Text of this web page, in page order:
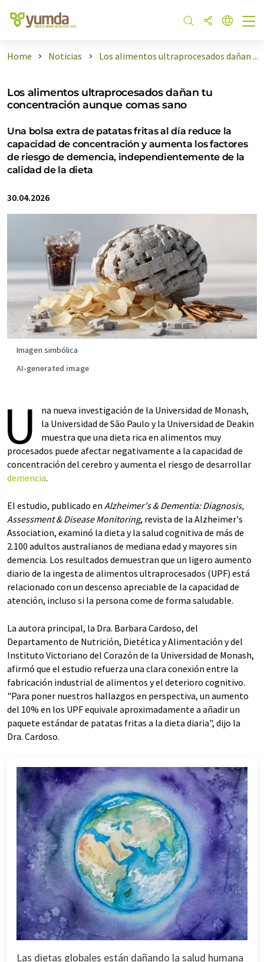
Home Noticias Los alimentos ultraprocesados dañan ...
Los alimentos ultraprocesados dañan tu
concentración aunque comas sano
Una bolsa extra de patatas fritas al día reduce la
capacidad de concentración y aumenta los factores
de riesgo de demencia, independientemente de la
calidad de la dieta
30.04.2026
Imagen simbólica
AI-generated image
U
na nueva investigación de la Universidad de Monash,
la Universidad de São Paulo y la Universidad de Deakin
muestra que una dieta rica en alimentos muy
procesados puede afectar negativamente a la capacidad de
concentración del cerebro y aumenta el riesgo de desarrollar
demencia.
El estudio, publicado en Alzheimer's & Dementia: Diagnosis,
Assessment & Disease Monitoring, revista de la Alzheimer's
Association, examinó la dieta y la salud cognitiva de más de
2.100 adultos australianos de mediana edad y mayores sin
demencia. Los resultados demuestran que un ligero aumento
diario de la ingesta de alimentos ultraprocesados (UPF) está
relacionado con un descenso apreciable de la capacidad de
atención, incluso si la persona come de forma saludable.
La autora principal, la Dra. Barbara Cardoso, del
Departamento de Nutrición, Dietética y Alimentación y del
Instituto Victoriano del Corazón de la Universidad de Monash,
afirmó que el estudio refuerza una clara conexión entre la
fabricación industrial de alimentos y el deterioro cognitivo.
"Para poner nuestros hallazgos en perspectiva, un aumento
del 10% en los UPF equivale aproximadamente a añadir un
paquete estándar de patatas fritas a la dieta diaria", dijo la
Dra. Cardoso.
Las dietas globales están dañando la salud humana